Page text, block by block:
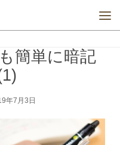
簡単に暗記
年7月3日